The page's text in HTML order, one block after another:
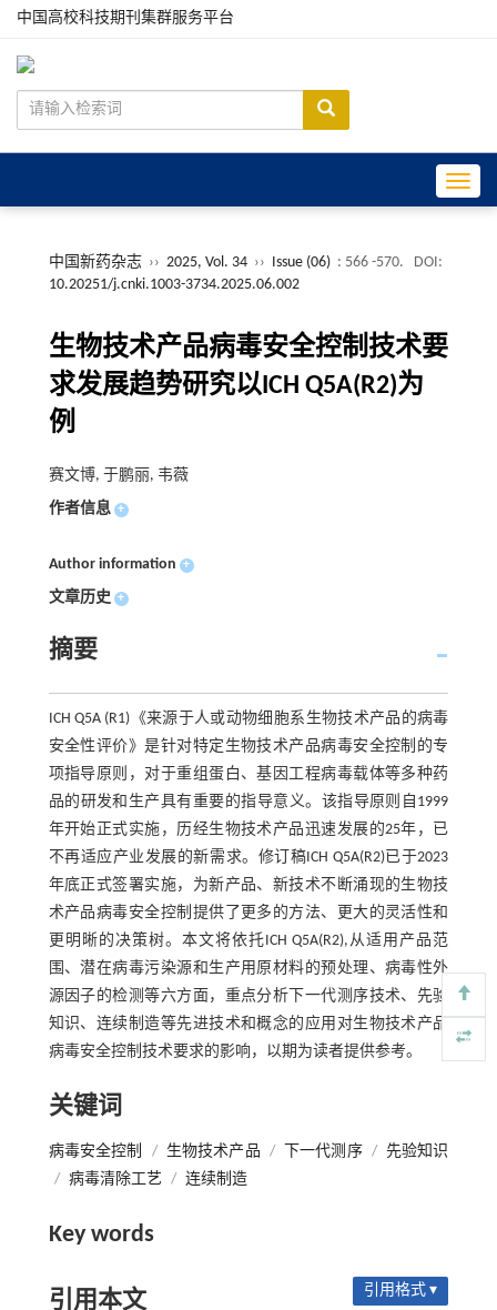
中国高校科技期刊集群服务平台
中国新药杂志 ›› 2025, Vol. 34 ›› Issue (06) : 566 -570.
DOI:
10.20251/j.cnki.1003-3734.2025.06.002
生物技术产品病毒安全控制技术要
求发展趋势研究以ICH Q5A(R2)为
例
赛文博, 于鹏丽, 韦薇
作者信息 +
Author information +
文章历史 +
摘要
ICH Q5A (R1)《来源于人或动物细胞系生物技术产品的病毒
安全性评价》是针对特定生物技术产品病毒安全控制的专
项指导原则，对于重组蛋白、基因工程病毒载体等多种药
品的研发和生产具有重要的指导意义。该指导原则自1999
年开始正式实施，历经生物技术产品迅速发展的25年，已
不再适应产业发展的新需求。修订稿ICH Q5A(R2)已于2023
年底正式签署实施，为新产品、新技术不断涌现的生物技
术产品病毒安全控制提供了更多的方法、更大的灵活性和
更明晰的决策树。本文将依托ICH Q5A(R2),从适用产品范
围、潜在病毒污染源和生产用原材料的预处理、病毒性外
源因子的检测等六方面，重点分析下一代测序技术、先验
知识、连续制造等先进技术和概念的应用对生物技术产品
病毒安全控制技术要求的影响，以期为读者提供参考。
关键词
病毒安全控制 / 生物技术产品 / 下一代测序 / 先验知识
/ 病毒清除工艺 / 连续制造
Key words
引用本文 引用格式 ▾